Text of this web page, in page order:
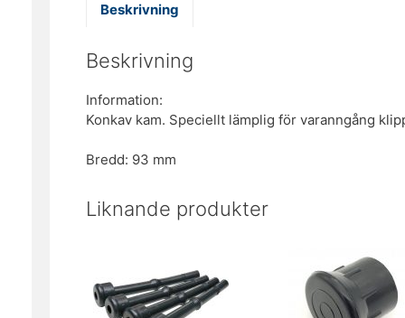
Beskrivning
Beskrivning
Information:
Konkav kam. Speciellt lämplig för varanngång
Bredd: 93 mm
Liknande produkter